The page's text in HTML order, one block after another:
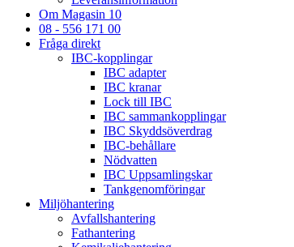
Om Magasin 10
08 - 556 171 00
Fråga direkt
IBC-kopplingar
IBC adapter
IBC kranar
Lock till IBC
IBC sammankopplingar
IBC Skyddsöverdrag
IBC-behållare
Nödvatten
IBC Uppsamlingskar
Tankgenomföringar
Miljöhantering
Avfallshantering
Fathantering